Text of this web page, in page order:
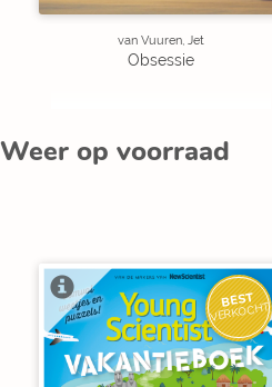
van Vuuren, Jet
Obsessie
Weer op voorraad
BEST
VERKOCHT